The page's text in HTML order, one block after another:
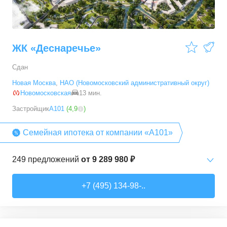
ЖК «Деснаречье»
Сдан
Новая Москва, НАО (Новомосковский административный округ)
Новомосковская
13 мин.
ЗастройщикА101 (4,9 )
Семейная ипотека от компании «А101»
249 предложений от 9 289 980 ₽
+7 (495) 134-98-..